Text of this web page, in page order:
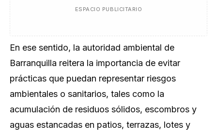
ESPACIO PUBLICITARIO
En ese sentido, la autoridad ambiental de
Barranquilla reitera la importancia de evitar
prácticas que puedan representar riesgos
ambientales o sanitarios, tales como la
acumulación de residuos sólidos, escombros y
aguas estancadas en patios, terrazas, lotes y